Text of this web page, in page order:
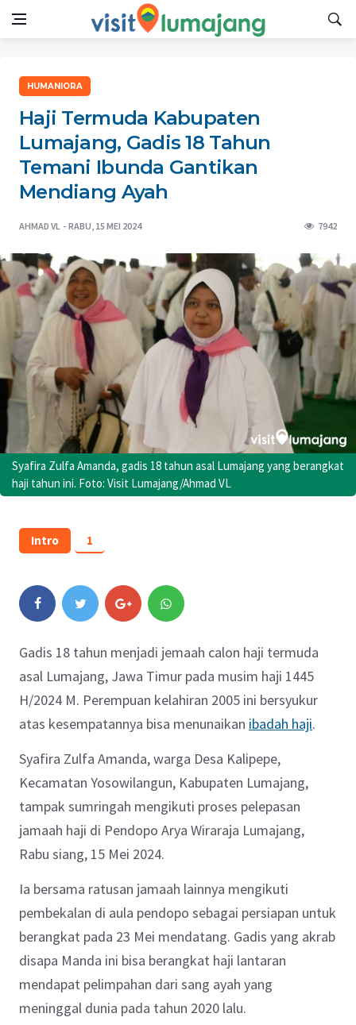
HUMANIORA
Haji Termuda Kabupaten
Lumajang, Gadis 18 Tahun
Temani Ibunda Gantikan
Mendiang Ayah
AHMAD VL RABU, 15 MEI 2024 7942
Syafira Zulfa Amanda, gadis 18 tahun asal Lumajang yang berangkat
haji tahun ini. Foto: Visit Lumajang/Ahmad VL
Intro 1
Gadis 18 tahun menjadi jemaah calon haji termuda
asal Lumajang, Jawa Timur pada musim haji 1445
H/2024 M. Perempuan kelahiran 2005 ini bersyukur
atas kesempatannya bisa menunaikan ibadah haji.
Syafira Zulfa Amanda, warga Desa Kalipepe,
Kecamatan Yosowilangun, Kabupaten Lumajang,
tampak sumringah mengikuti proses pelepasan
jamaah haji di Pendopo Arya Wiraraja Lumajang,
Rabu siang, 15 Mei 2024.
Ia bersama ratusan jamaah lainnya mengikuti
pembekalan di aula pendopo sebagai persiapan untuk
berangkat pada 23 Mei mendatang. Gadis yang akrab
disapa Manda ini bisa berangkat haji lantaran
mendapat pelimpahan dari sang ayah yang
meninggal dunia pada tahun 2020 lalu.